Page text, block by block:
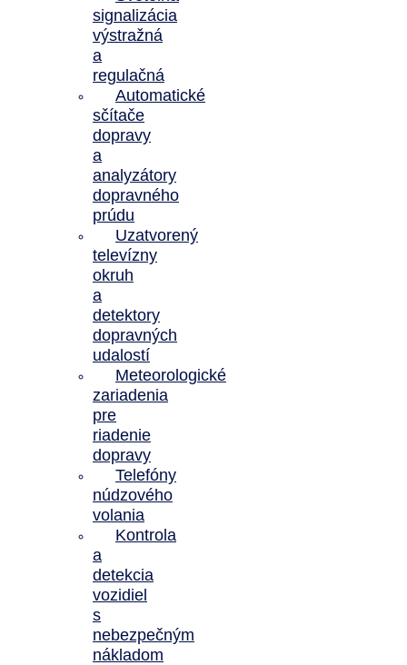
signalizácia
výstražná
a
regulačná
Automatické
sčítače
dopravy
a
analyzátory
dopravného
prúdu
Uzatvorený
televízny
okruh
a
detektory
dopravných
udalostí
Meteorologické
zariadenia
pre
riadenie
dopravy
Telefóny
núdzového
volania
Kontrola
a
detekcia
vozidiel
s
nebezpečným
nákladom